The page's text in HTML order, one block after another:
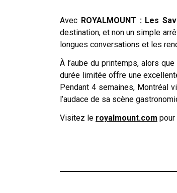
Avec ROYALMOUNT : Les
destination, et non un simple
longues conversations et les
À l’aube du printemps, alors
durée limitée offre une
Pendant 4 semaines, Montréal
l’audace de sa scène
Visitez le royalmount.com